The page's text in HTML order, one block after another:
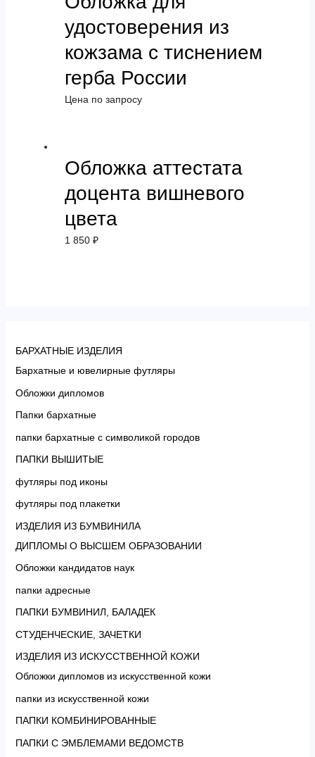
БАРХАТНЫЕ ИЗДЕЛИЯ
Бархатные и ювелирные футляры
Обложки дипломов
Папки бархатные
папки бархатные с символикой городов
ПАПКИ ВЫШИТЫЕ
футляры под иконы
футляры под плакетки
ИЗДЕЛИЯ ИЗ БУМВИНИЛА
ДИПЛОМЫ О ВЫСШЕМ ОБРАЗОВАНИИ
Обложки кандидатов наук
папки адресные
ПАПКИ БУМВИНИЛ, БАЛАДЕК
СТУДЕНЧЕСКИЕ, ЗАЧЕТКИ
ИЗДЕЛИЯ ИЗ ИСКУССТВЕННОЙ КОЖИ
Обложки дипломов из искусственной кожи
папки из искусственной кожи
ПАПКИ КОМБИНИРОВАННЫЕ
ПАПКИ С ЭМБЛЕМАМИ ВЕДОМСТВ
удостоверения из
кожзама с тиснением
герба России
Цена по запросу
Обложка аттестата
доцента вишневого
цвета
1 850 ₽